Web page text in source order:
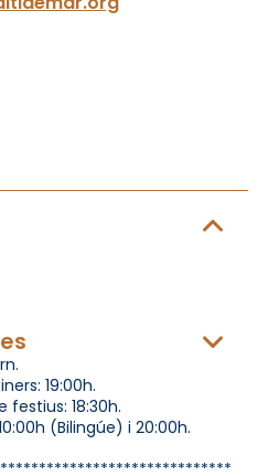
19:00h.
festius: 18:30h.
(Bilingúe) i 20:00h.